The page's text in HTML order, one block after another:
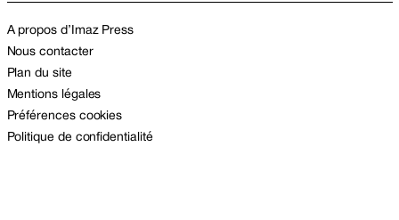
A propos d’Imaz Press
Nous contacter
Plan du site
Mentions légales
Préférences cookies
Politique de confidentialité